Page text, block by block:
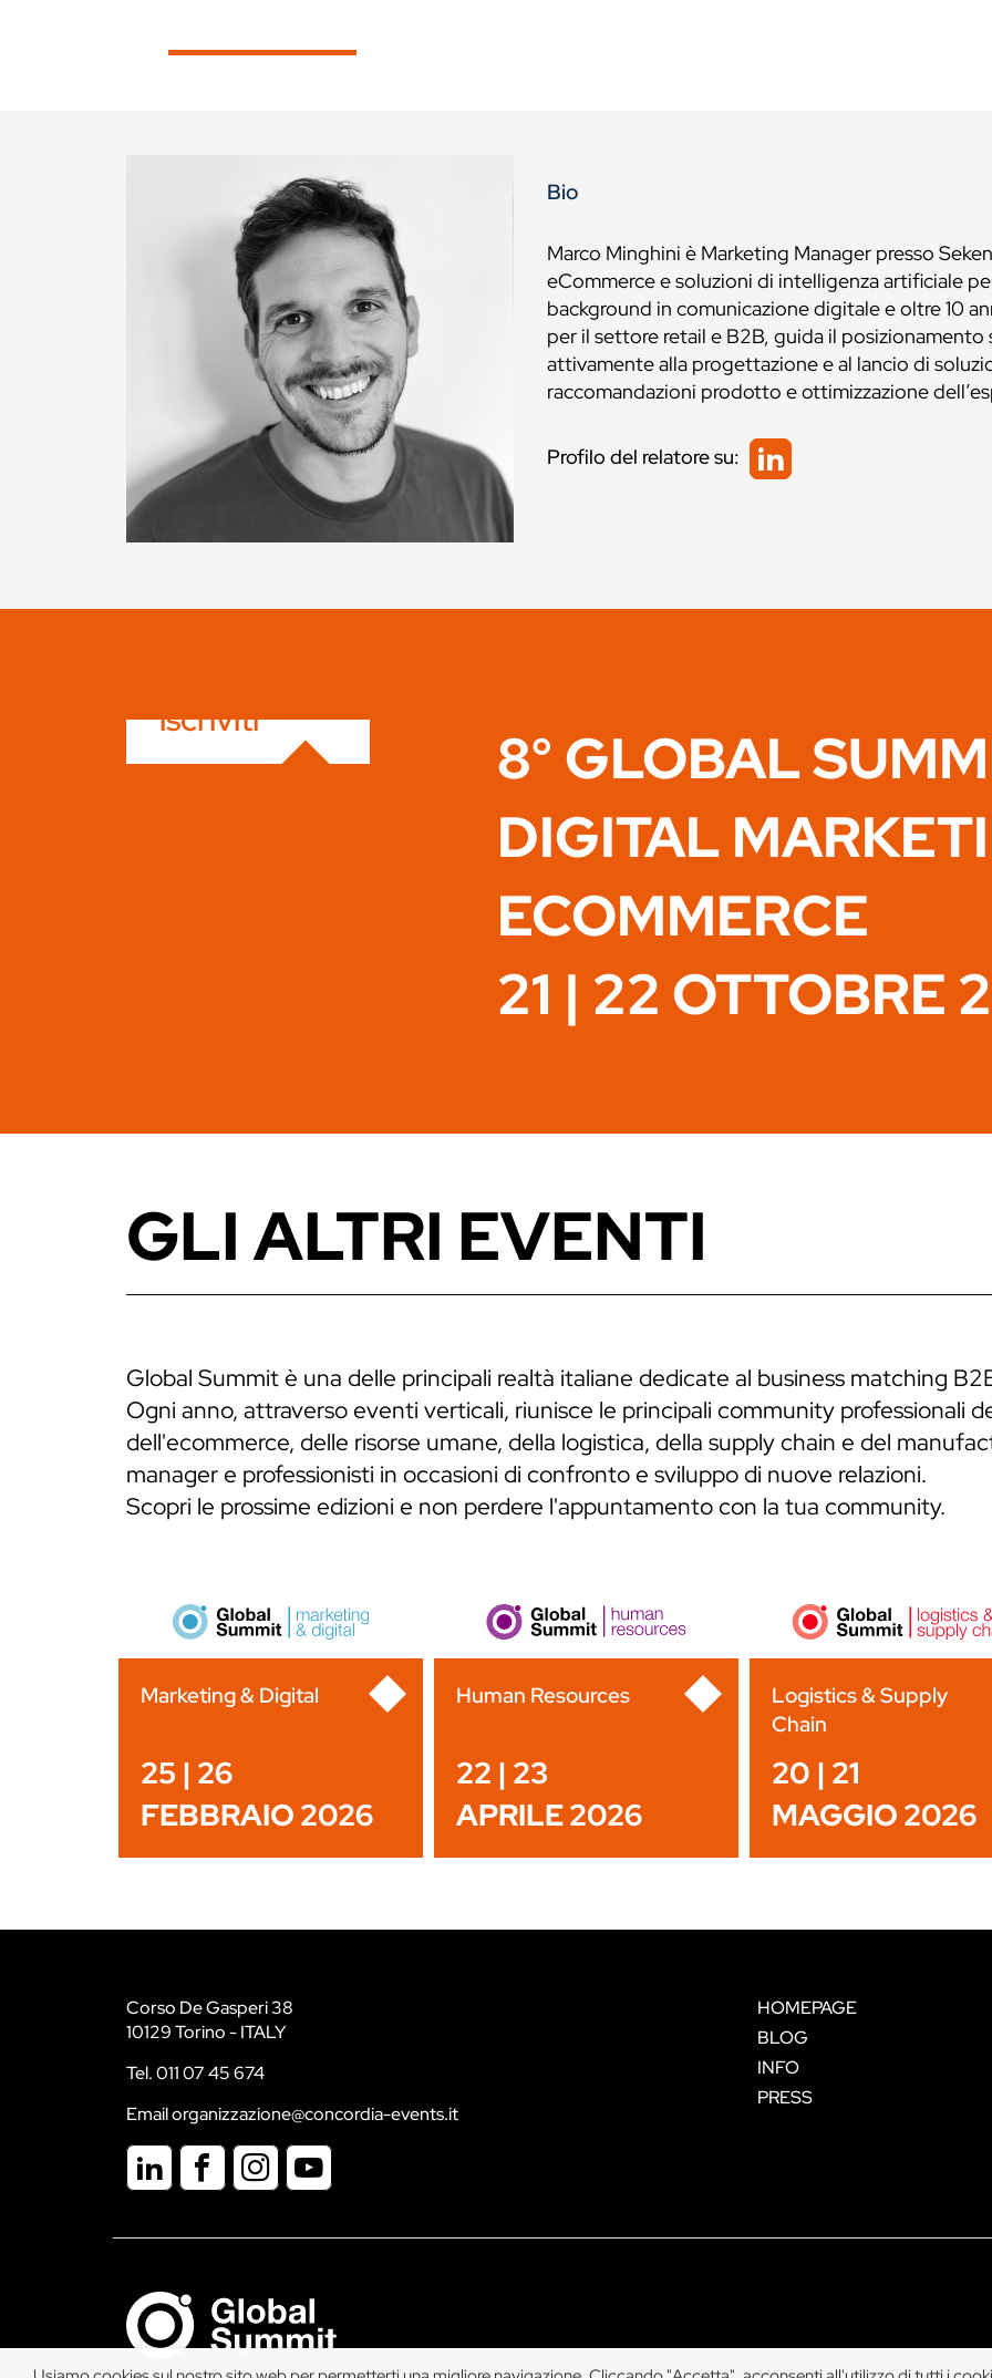
Bio
Marco Minghini è Marketing Manager presso
eCommerce e soluzioni di intelligenza artificiale
background in comunicazione digitale e oltre 10
per il settore retail e B2B, guida il
attivamente alla progettazione e al lancio di
raccomandazioni prodotto e ottimizzazione
Profilo del relatore su:
iscriviti
8° GLOBAL
DIGITAL
ECOMMERCE
21 | 22 OTTOBRE
GLI ALTRI EVENTI
Global Summit è una delle principali realtà italiane dedicate al business matching
Ogni anno, attraverso eventi verticali, riunisce le principali community professionali
dell'ecommerce, delle risorse umane, della logistica, della supply chain e del
manager e professionisti in occasioni di confronto e sviluppo di nuove relazioni.
Scopri le prossime edizioni e non perdere l'appuntamento con la tua community.
Marketing & Digital
25 | 26
FEBBRAIO 2026
Human Resources
22 | 23
APRILE 2026
Logistics & Supply
Chain
20 | 21
MAGGIO 2026
Corso De Gasperi 38
10129 Torino - ITALY
Tel. 011 07 45 674
Email organizzazione@concordia-events.it
HOMEPAGE
BLOG
INFO
PRESS